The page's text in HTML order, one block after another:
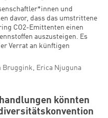
und
davor, dass das umstrittene
CO2-Emittenten einen
auszusteigen. Es
Verrat an künftigen
Bruggink, Erica Njuguna
könnten